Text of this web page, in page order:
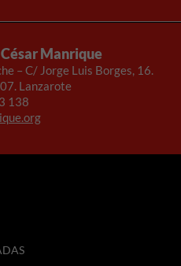
Manrique
– C/ Jorge Luis Borges, 16.
Lanzarote
138
funcionalidades
de la web.